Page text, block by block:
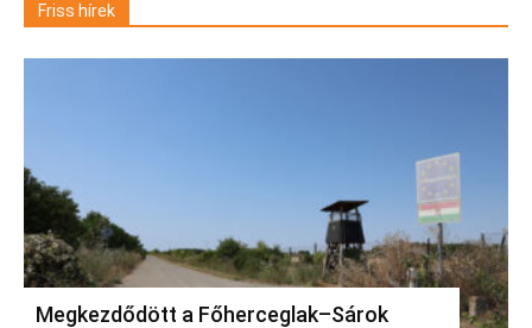
Friss hírek
Megkezdődött a Főherceglak–Sárok